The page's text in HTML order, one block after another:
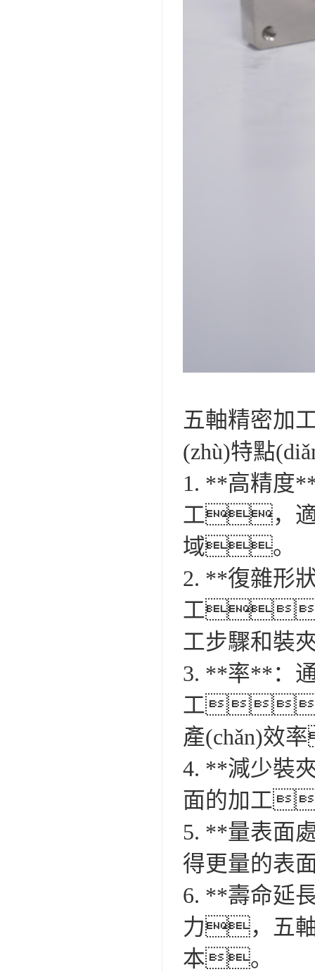
五軸精密加
(zhù)特點
1. **高精度
工，適
域。
2. **復雜形
工
工步驟和
3. **率**：
工，
產(chǎn)
4. **減少裝
面的加工
5. **量表面
得更量的
6. **壽命延
力，五軸
本。